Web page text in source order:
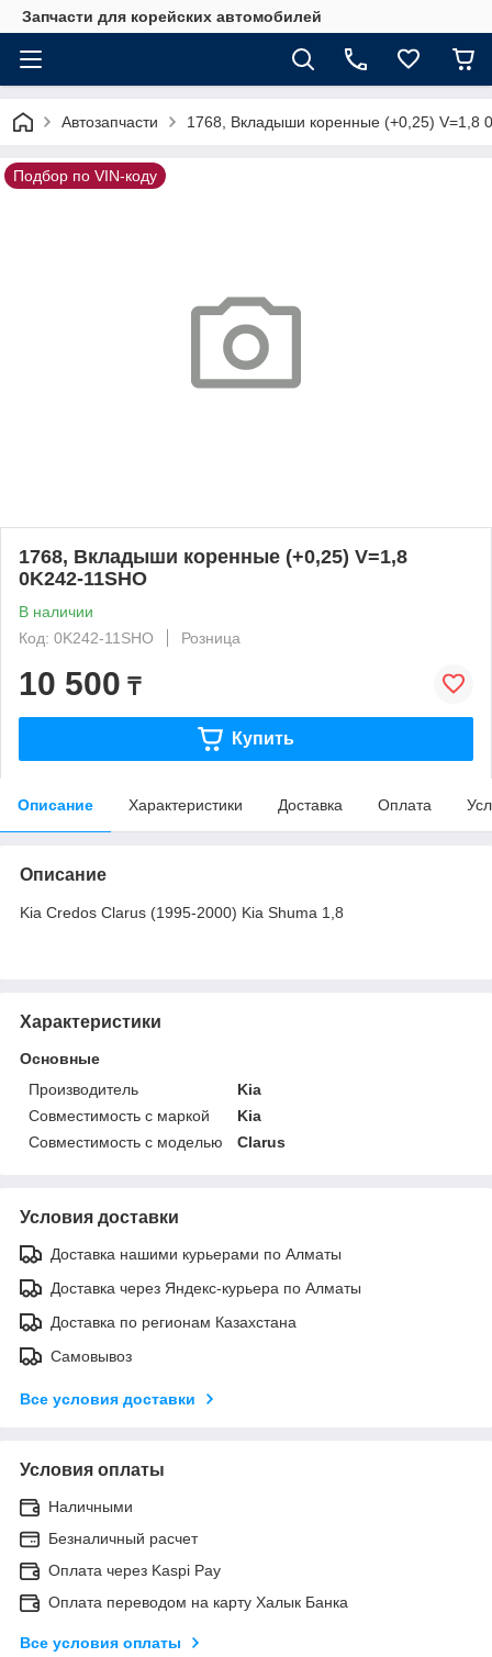
Запчасти для корейских автомобилей
Автозапчасти 1768, Вкладыши коренные (+0,25) V=1,8
Подбор по VIN-коду
1768, Вкладыши коренные (+0,25) V=1,8
0K242-11SHO
В наличии
Код: 0K242-11SHO
Розница
10 500 ₸
Купить
Описание Характеристики Доставка Оплата
Описание
Kia Credos Clarus (1995-2000) Kia Shuma 1,8
Характеристики
Основные
Производитель
Kia
Совместимость с маркой
Kia
Совместимость с моделью
Clarus
Условия доставки
Доставка нашими курьерами по Алматы
Доставка через Яндекс-курьера по Алматы
Доставка по регионам Казахстана
Самовывоз
Все условия доставки
Условия оплаты
Наличными
Безналичный расчет
Оплата через Kaspi Pay
Оплата переводом на карту Халык Банка
Все условия оплаты